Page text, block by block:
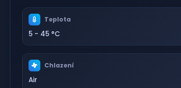
Teplota
5 - 45 °C
Chlazení
Air